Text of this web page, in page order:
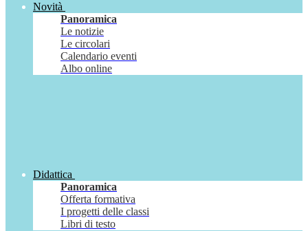
Novità
Panoramica
Le notizie
Le circolari
Calendario eventi
Albo online
Didattica
Panoramica
Offerta formativa
I progetti delle classi
Libri di testo